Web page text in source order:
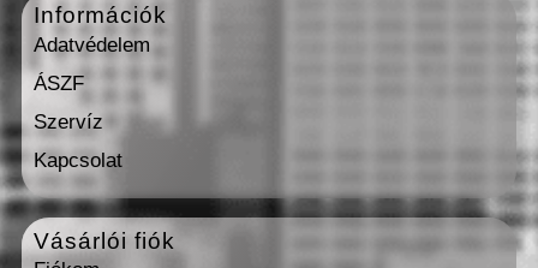
Információk
Adatvédelem
ÁSZF
Szervíz
Kapcsolat
Vásárlói fiók